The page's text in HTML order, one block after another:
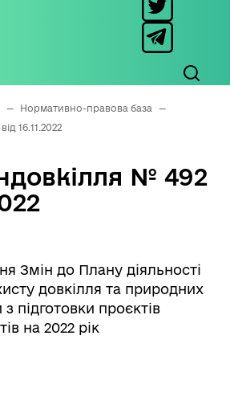
— Нормативно-правова база
—
16.11.2022
№ 492
Змін до Плану діяльності
довкілля та природних
з підготовки проєктів
на 2022 рік